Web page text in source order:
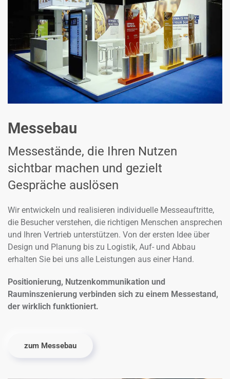
Messebau
Messestände, die Ihren Nutzen
sichtbar machen und gezielt
Gespräche auslösen
Wir entwickeln und realisieren individuelle Messeauftritte,
die Besucher verstehen, die richtigen Menschen ansprechen
und Ihren Vertrieb unterstützen. Von der ersten Idee über
Design und Planung bis zu Logistik, Auf- und Abbau
erhalten Sie bei uns alle Leistungen aus einer Hand.
Positionierung, Nutzenkommunikation und
Rauminszenierung verbinden sich zu einem Messestand,
der wirklich funktioniert.
zum Messebau